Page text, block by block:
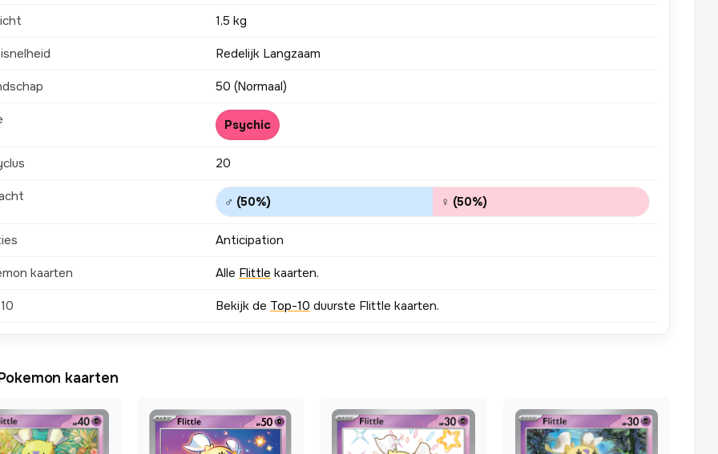
1,5 kg
Redelijk Langzaam
50 (Normaal)
Psychic
20
♂ (50%) ♀ (50%)
Anticipation
kaarten Alle Flittle kaarten.
Bekijk de Top-10 duurste Flittle kaarten.
kaarten